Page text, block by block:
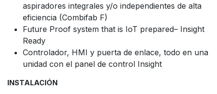
aspiradores integrales y/o independientes de alta
eficiencia (Combifab F)
Future Proof system that is IoT prepared– Insight
Ready
Controlador, HMI y puerta de enlace, todo en una
unidad con el panel de control Insight
INSTALACIÓN